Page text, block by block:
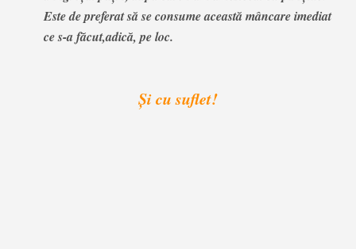
Este de preferat să se consume această mâncare imediat
ce s-a făcut,adică, pe loc.
Şi cu suflet!